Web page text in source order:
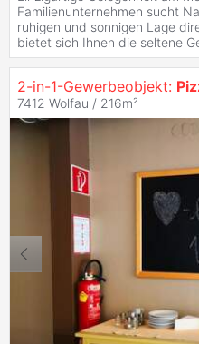
Familienunternehmen sucht
ruhigen und sonnigen Lage
bietet sich Ihnen die seltene
2-in-1-Gewerbeobjekt:
7412 Wolfau / 216m²